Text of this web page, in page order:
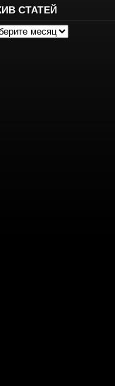
СТАТЕЙ